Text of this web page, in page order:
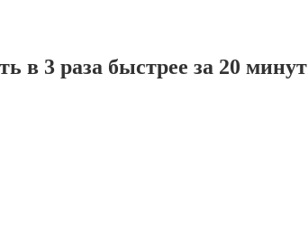
в 3 раза быстрее за 20 минут